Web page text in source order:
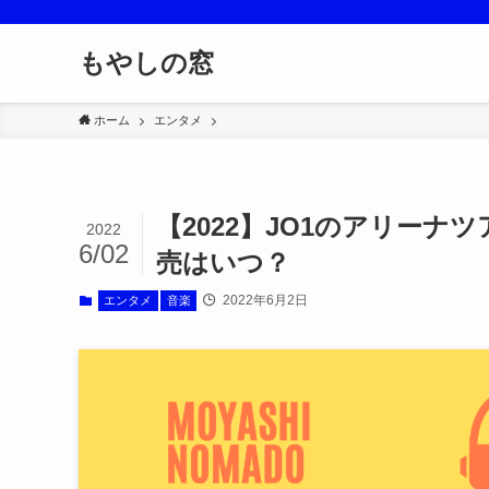
もやしの窓
ホーム エンタメ
【2022】JO1のアリーナ
売はいつ？
2022
6/02
エンタメ 音楽 2022年6月2日